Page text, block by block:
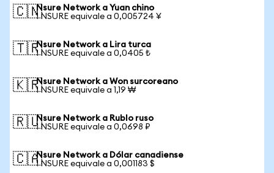
🇨🇳Nsure Network a Yuan chino
1 NSURE equivale a 0,005724 ¥
🇹🇷Nsure Network a Lira turca
1 NSURE equivale a 0,0405 ₺
🇰🇷Nsure Network a Won surcoreano
1 NSURE equivale a 1,19 ₩
🇷🇺Nsure Network a Rublo ruso
1 NSURE equivale a 0,0698 ₽
🇨🇦Nsure Network a Dólar canadiense
1 NSURE equivale a 0,001183 $